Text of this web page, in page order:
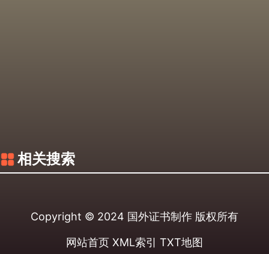
相关搜索
Copyright © 2024 国外证书制作 版权所有
网站首页 XML索引 TXT地图